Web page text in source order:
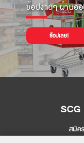
ช้อปง่ายๆ ผ่านอ
ช้อปเลย!
SCG
สมัค